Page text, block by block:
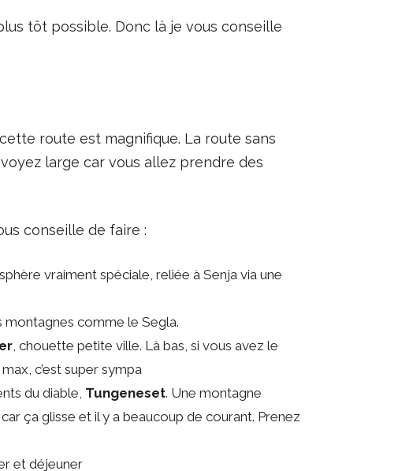
tôt possible. Donc là je vous conseille
route est magnifique. La route sans
large car vous allez prendre des
conseille de faire :
vraiment spéciale, reliée à Senja via une
montagnes comme le Segla.
, chouette petite ville. Là bas, si vous avez le
c’est super sympa
du diable, Tungeneset. Une montagne
ça glisse et il y a beaucoup de courant. Prenez
et déjeuner